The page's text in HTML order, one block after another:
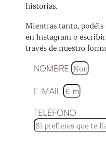
historias.
Mientras tanto,
en Instagram o
través de nuestro
NOMBRE
E-MAIL
TELÉFONO